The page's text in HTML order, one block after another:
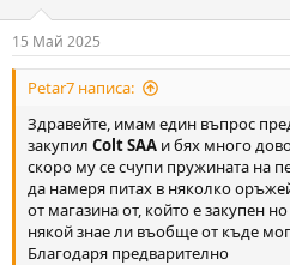
15 Май 2025
Petar7 написа:
Здравейте, имам един въпрос
закупил Colt SAA и бях много
скоро му се счупи пружината на
да намеря питах в няколко
от магазина от, който е закупен
някой знае ли въобще от къде
Благодаря предварително